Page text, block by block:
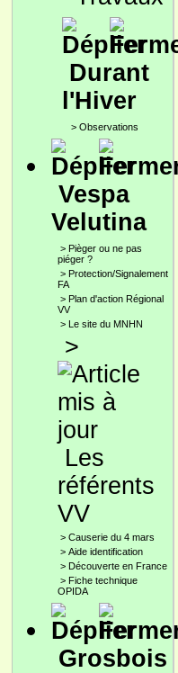
Durant
l'Hiver
> Observations
Vespa
Velutina
> Pièger ou ne pas
piéger ?
> Protection/Signalement
FA
> Plan d'action Régional
VV
> Le site du MNHN
>
Les
référents
VV
> Causerie du 4 mars
> Aide identification
> Découverte en France
> Fiche technique
OPIDA
Grosbois